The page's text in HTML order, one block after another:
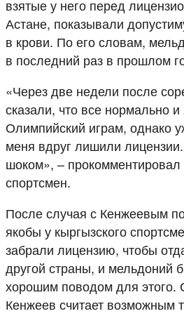
взятые у него перед
Астане, показывали
в крови. По его словам,
в последний раз в прошлом
«Через две недели после
сказали, что все нормально и
Олимпийский играм, однако
меня вдруг лишили
шоком», – прокомментировал
спортсмен.
После случая с Кенжеевым
якобы у кыргызского
забрали лицензию, чтобы
другой страны, и мельдоний
хорошим поводом для
Кенжеев считает возможным